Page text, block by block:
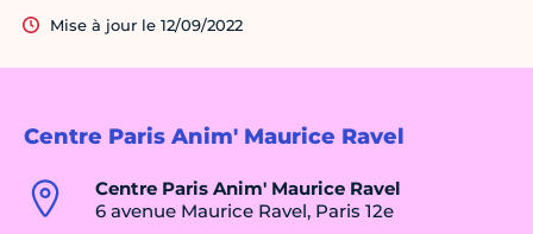
Centre Paris Anim' Maurice Ravel
Centre Paris Anim' Maurice Ravel
6 avenue Maurice Ravel, Paris 12e
Mise à jour le 12/09/2022